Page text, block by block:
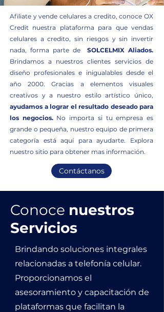
Afiliate y vende celulares a credito, conoce OX
Credit nuestra plataforma para que vendas
celulares a credito, sin riesgos y sin invertir
nada, forma parte deSOLCELMIX Aliados.
Brindamos a nuestros clientes servicios de
diseño profesionales e inigualables desde el
año 2000. Gracias a elementos visuales
creativos y a nuestro estilo artístico único,
ayudamos a lograr el resultado deseado para
los negocios.No importa si tu empresa es
grande o pequeña, nuestro equipo de primera
categoría está aquí para ayudarte. Explora
nuestro sitio para obtener mas información.
Contáctanos
Conoce nuestros
Servicios
Brindando soluciones integrales
relacionadas a telefonía celular.
Proporcionamos el
asesoramiento y capacitación de
plataformas que facilitan la